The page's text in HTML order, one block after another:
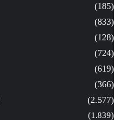
(185)
(833)
(128)
(724)
(619)
(366)
(2.577)
(1.839)